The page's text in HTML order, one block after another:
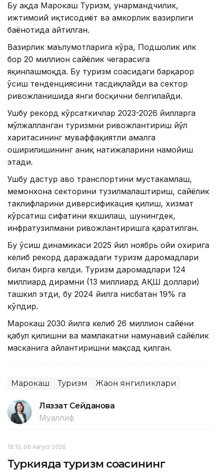
Бу ҳақда Марокаш Туризм, ҳунармандчилик,
ижтимоий иқтисодиёт ва ҳамкорлик вазирлиги
баёнотида айтилган.
Вазирлик маълумотларига кўра, Подшоҳлик илк
бор 20 миллион сайёҳлик чегарасига
яқинлашмоқда. Бу туризм соҳасидаги барқарор
ўсиш тенденциясини тасдиқлайди ва сектор
ривожланишида янги босқични белгилайди.
Ушбу рекорд кўрсаткичлар 2023-2026 йилларга
мўлжалланган туризмни ривожлантириш йўл
харитасининг муваффақиятли амалга
оширилишининг аниқ натижаларини намойиш
этади.
Ушбу дастур ҳаво транспортини мустаҳкамлаш,
меҳмонхона секторини тузилмалаштириш, сайёҳлик
таклифларини диверсификация қилиш, хизмат
кўрсатиш сифатини яхшилаш, шунингдек,
инфратузилмани ривожлантиришга қаратилган.
Бу ўсиш динамикаси 2025 йил ноябрь ойи охирига
келиб рекорд даражадаги туризм даромадлари
билан бирга келди. Туризм даромадлари 124
миллиард дирҳамни (13 миллиард АҚШ доллари)
ташкил этди, бу 2024 йилга нисбатан 19% га
кўпдир.
Марокаш 2030 йилга келиб 26 миллион сайёҳни
қабул қилишни ва мамлакатни намунавий сайёҳлик
масканига айлантиришни мақсад қилган.
Марокаш Туризм Жаҳон янгиликлари
Ляззат Сейданова
Муаллиф
18:10, 06 Август 2026
Туркияда туризм соҳасининг